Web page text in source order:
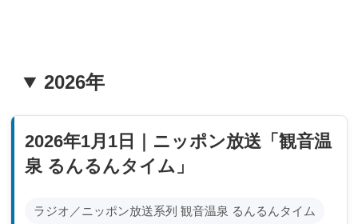
2026年
2026年1月1日｜ニッポン放送「観音温
泉 るんるんタイム」
ラジオ／ニッポン放送系列 観音温泉 るんるんタイム